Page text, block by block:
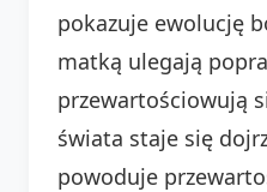
pokazuje ewolucję
matką ulegają
przewartościowują
świata staje się
powoduje